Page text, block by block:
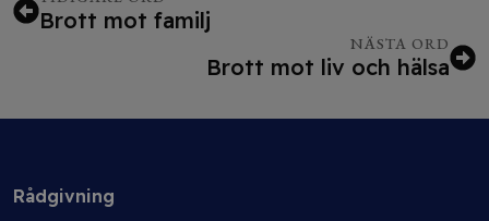
Brott mot familj
NÄSTA ORD
Brott mot liv och hälsa
Rådgivning